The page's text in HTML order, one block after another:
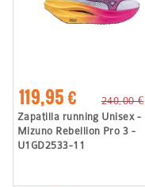
119,95 €
240,00 €
Zapatilla running Unisex -
Mizuno Rebellion Pro 3 -
U1GD2533-11